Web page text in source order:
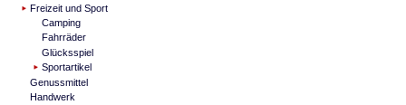
Freizeit und Sport
Camping
Fahrräder
Glücksspiel
Sportartikel
Genussmittel
Handwerk